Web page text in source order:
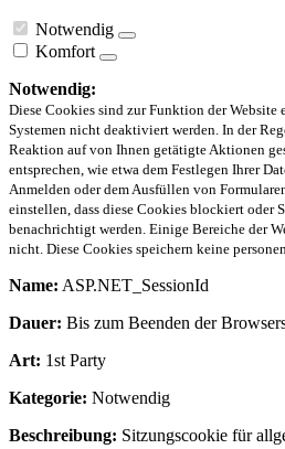
Notwendig
Komfort
Notwendig:
Diese Cookies sind zur Funktion der
Systemen nicht deaktiviert werden. In der
Reaktion auf von Ihnen getätigte Aktionen
entsprechen, wie etwa dem Festlegen Ihrer
Anmelden oder dem Ausfüllen von
einstellen, dass diese Cookies blockiert oder
benachrichtigt werden. Einige Bereiche der
nicht. Diese Cookies speichern keine
Name: ASP.NET_SessionId
Dauer: Bis zum Beenden der
Art: 1st Party
Kategorie: Notwendig
Beschreibung: Sitzungscookie für